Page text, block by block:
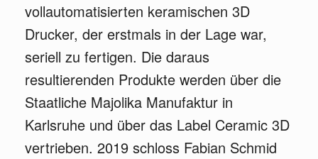
vollautomatisierten keramischen 3D
Drucker, der erstmals in der Lage war,
seriell zu fertigen. Die daraus
resultierenden Produkte werden über die
Staatliche Majolika Manufaktur in
Karlsruhe und über das Label Ceramic 3D
vertrieben. 2019 schloss Fabian Schmid